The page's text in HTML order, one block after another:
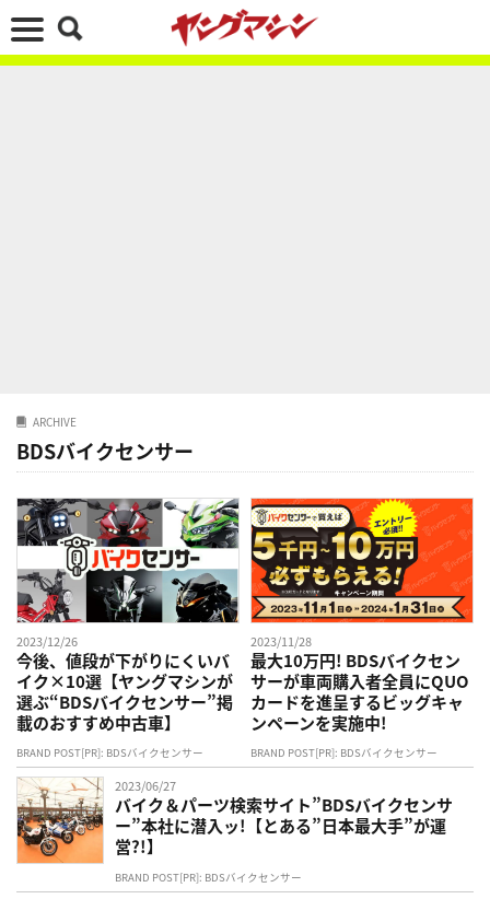
ARCHIVE
BDSバイクセンサー
2023/12/26
今後、値段が下がりにくいバ
イク×10選【ヤングマシンが
選ぶ“BDSバイクセンサー”掲
載のおすすめ中古車】
BRAND POST[PR]: BDSバイクセンサー
2023/11/28
最大10万円! BDSバイクセン
サーが車両購入者全員にQUO
カードを進呈するビッグキャ
ンペーンを実施中!
BRAND POST[PR]: BDSバイクセンサー
2023/06/27
バイク＆パーツ検索サイト”BDSバイクセンサ
ー”本社に潜入ッ!【とある”日本最大手”が運
営?!】
BRAND POST[PR]: BDSバイクセンサー